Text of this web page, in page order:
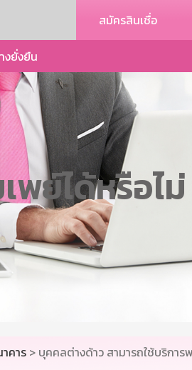
สมัครสินเชื่อ
งยั่งยืน
พย์ได้หรือไม่
คาร > บุคคลต่างด้าว สามารถใช้บริการ